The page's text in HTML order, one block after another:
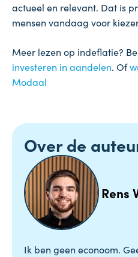
actueel en relevant. Dat is
mensen vandaag voor
Meer lezen op indeflatie?
investeren in aandelen. Of
Modaal
Over de
Rens
Ik ben geen econoom.